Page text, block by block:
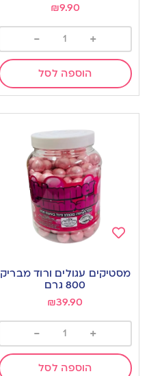
₪9.90
+
-
הוספה לסל
to
wishlist
מסטיקים עגולים ורוד מבריק
800 גרם
₪39.90
+
-
הוספה לסל